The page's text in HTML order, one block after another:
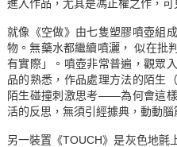
進入作品，尤其是馮正權之作，可
就像《空做》由七隻塑膠噴壺組
物。無藥水都繼續噴灑， 似在批
有實際」。噴壺非常普遍，觀眾
品的熟悉，作品處理方法的陌生
陌生碰撞刺激思考——為何會這
活的反思，無須引經據典，動動腦
另一裝置《TOUCH》是灰色地氈